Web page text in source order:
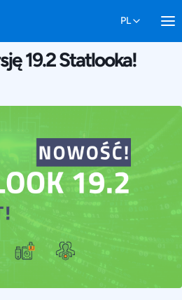
2025
19.2 Statlooka!